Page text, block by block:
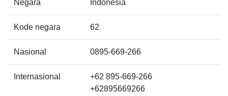
Negara Indonesia
Kode negara 62
Nasional 0895-669-266
Internasional
+62 895-669-266
+62895669266